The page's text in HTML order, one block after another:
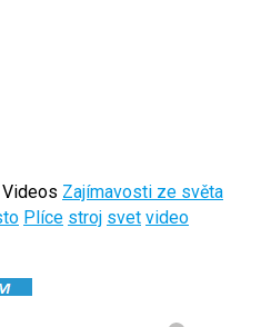
Zajímavosti ze světa
Plíce stroj svet video